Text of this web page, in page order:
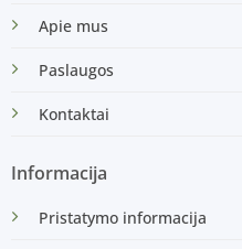
Apie mus
Paslaugos
Kontaktai
Informacija
Pristatymo informacija